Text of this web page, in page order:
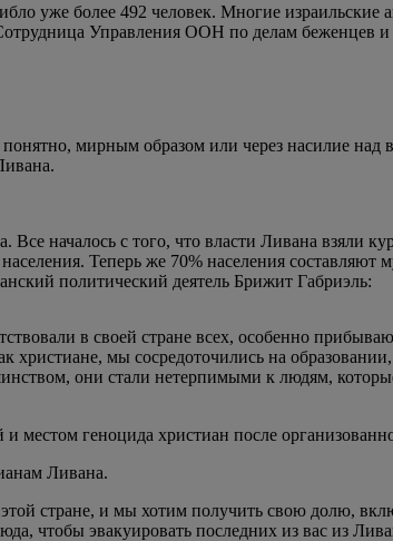
уже более 492 человек. Многие
Управления ООН по делам беженцев
мирным образом или через насилие
началось с того, что власти Ливана взяли
Теперь же 70% населения составляют
политический деятель Брижит Габриэль:
в своей стране всех, особенно
христиане, мы сосредоточились на
они стали нетерпимыми к людям,
геноцида христиан после
Ливана.
стране, и мы хотим получить свою долю,
чтобы эвакуировать последних из вас из